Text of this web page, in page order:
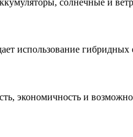
солнечные и
использование гибридных
экономичность и